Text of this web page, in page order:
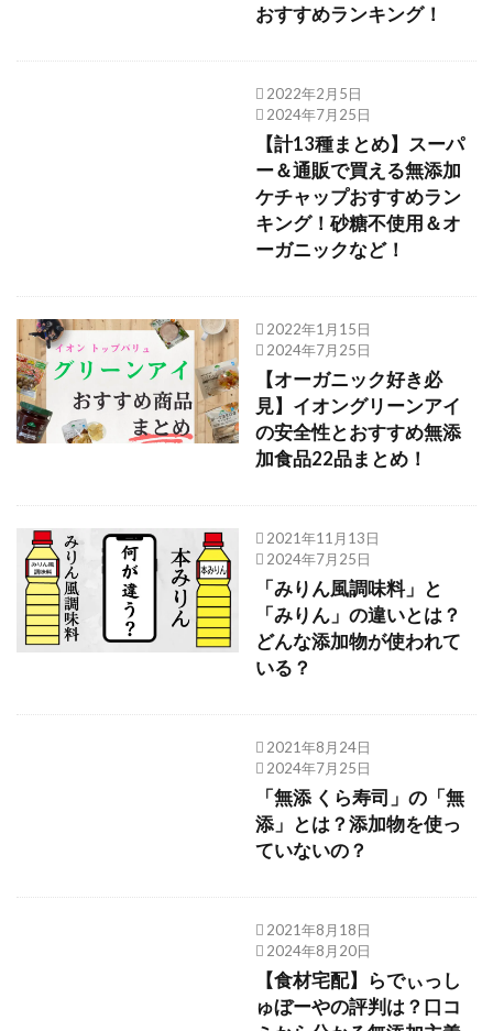
おすすめランキング！
2022年2月5日
2024年7月25日
【計13種まとめ】スーパ
ー＆通販で買える無添加
ケチャップおすすめラン
キング！砂糖不使用＆オ
ーガニックなど！
2022年1月15日
2024年7月25日
【オーガニック好き必
見】イオングリーンアイ
の安全性とおすすめ無添
加食品22品まとめ！
2021年11月13日
2024年7月25日
「みりん風調味料」と
「みりん」の違いとは？
どんな添加物が使われて
いる？
2021年8月24日
2024年7月25日
「無添 くら寿司」の「無
添」とは？添加物を使っ
ていないの？
2021年8月18日
2024年8月20日
【食材宅配】らでぃっし
ゅぼーやの評判は？口コ